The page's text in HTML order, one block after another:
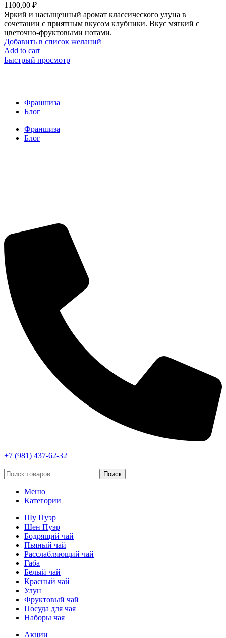
1100,00 ₽
Яркий и насыщенный аромат классического улуна в
сочетании с приятным вкусом клубники. Вкус мягкий с
цветочно-фруктовыми нотами.
Добавить в список желаний
Add to cart
Быстрый просмотр
Франшиза
Блог
Франшиза
Блог
+7 (981) 437-62-32
Поиск
Меню
Категории
Шу Пуэр
Шен Пуэр
Бодрящий чай
Пьяный чай
Расслабляющий чай
Габа
Белый чай
Красный чай
Улун
Фруктовый чай
Посуда для чая
Наборы чая
Акции